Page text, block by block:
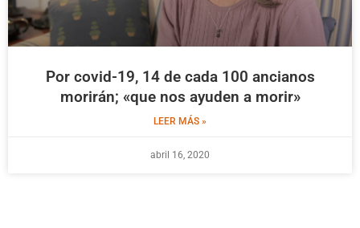
Por covid-19, 14 de cada 100 ancianos
morirán; «que nos ayuden a morir»
LEER MÁS »
abril 16, 2020